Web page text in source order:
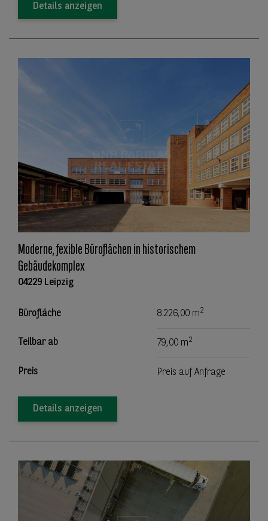
Details anzeigen
Moderne, fexible Büroflächen in historischem
Gebäudekomplex
04229 Leipzig
Bürofläche 8.226,00 m2
Teilbar ab 79,00 m2
Preis Preis auf Anfrage
Details anzeigen